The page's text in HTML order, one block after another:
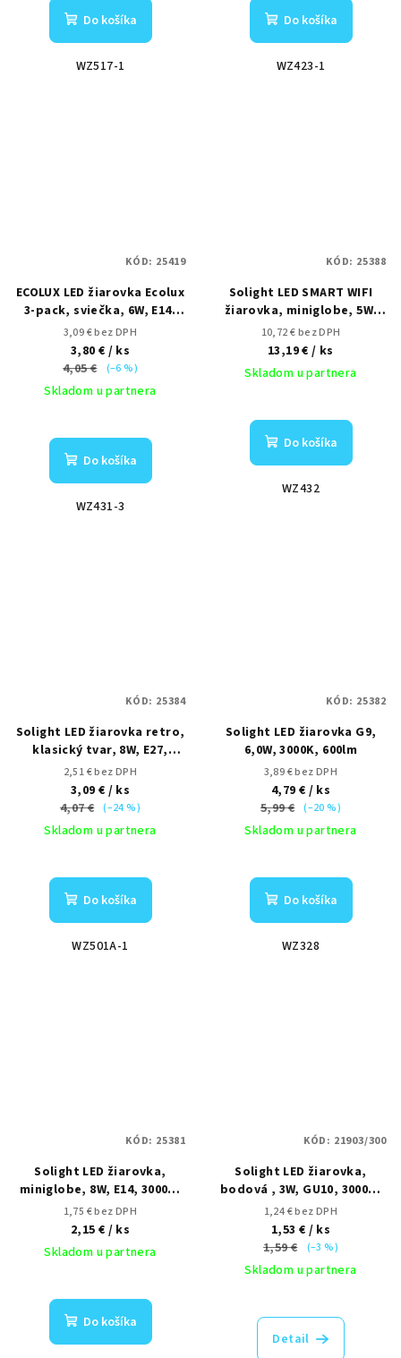
Do košíka
WZ517-1
Do košíka
WZ423-1
ECOLUX LED žiarovka Ecolux
3-pack, sviečka, 6W, E14,
3000K, 450lm, 3ks
3,09 € bez DPH
3,80 € / ks
4,05 €
(–6 %)
Skladom u partnera
Do košíka
WZ431-3
KÓD: 25419
Solight LED SMART WIFI
žiarovka, miniglobe, 5W,
E14, RGB, 400lm
10,72 € bez DPH
13,19 €/ ks
Skladom u partnera
Do košíka
WZ432
KÓD: 25388
Solight LED žiarovka retro,
klasický tvar, 8W, E27,
3000K, 360°, 810lm
2,51 € bez DPH
3,09 € / ks
4,07 € (–24 %)
Skladom u partnera
Do košíka
WZ501A-1
KÓD: 25384
Solight LED žiarovka G9,
6,0W, 3000K, 600lm
3,89 € bez DPH
4,79 € / ks
5,99 € (–20 %)
Skladom u partnera
Do košíka
WZ328
KÓD: 25382
Solight LED žiarovka,
miniglobe, 8W, E14, 3000K,
720lm, biele prevedenie
1,75 € bez DPH
2,15 € / ks
Skladom u partnera
Do košíka
KÓD: 25381
Solight LED žiarovka,
bodová , 3W, GU10, 3000K,
4000K 260lm, biela
1,24 € bez DPH
1,53 € / ks
1,59 €
(–3 %)
Skladom u partnera
Detail
KÓD: 21903/300